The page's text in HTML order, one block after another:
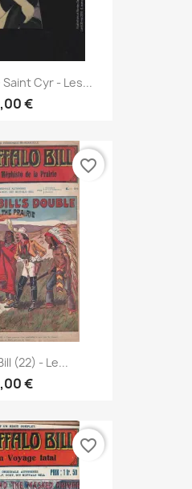
Cyr - Les...
€
(22) - Le...
€
favorite_border
favorite_border